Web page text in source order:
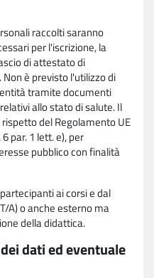
raccolti saranno
per l'iscrizione, la
di attestato di
è previsto l'utilizzo di
tramite documenti
allo stato di salute. Il
del Regolamento UE
par. 1 lett. e), per
pubblico con finalità
ai corsi e dal
A) o anche esterno ma
della didattica.
dati ed eventuale